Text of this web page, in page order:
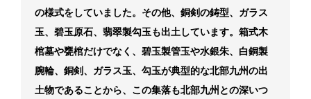
の様式をしていました。その他、銅剣の鋳型、ガラス
玉、碧玉原石、翡翠製勾玉も出土しています。箱式木
棺墓や甕棺だけでなく、碧玉製管玉や水銀朱、白銅製
腕輪、銅剣、ガラス玉、勾玉が典型的な北部九州の出
土物であることから、この集落も北部九州との深いつ